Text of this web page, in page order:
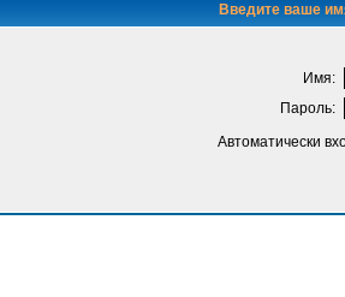
Введите ваше
Имя:
Пароль:
Автоматически